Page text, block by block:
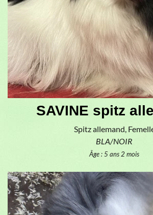
SAVINE spitz
Spitz allemand,
BLA/NOIR
Âge : 5 ans 2 mois